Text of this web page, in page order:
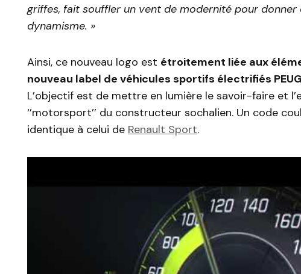
griffes, fait souffler un vent de modernité pour
dynamisme. »
Ainsi, ce nouveau logo est étroitement liée aux
nouveau label de véhicules sportifs électrifiés
L’objectif est de mettre en lumière le savoir-faire et
‘’motorsport’’ du constructeur sochalien. Un code
identique à celui de Renault Sport.